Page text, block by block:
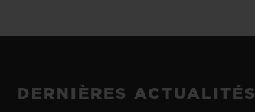
DERNIÈRES ACTUALITÉS